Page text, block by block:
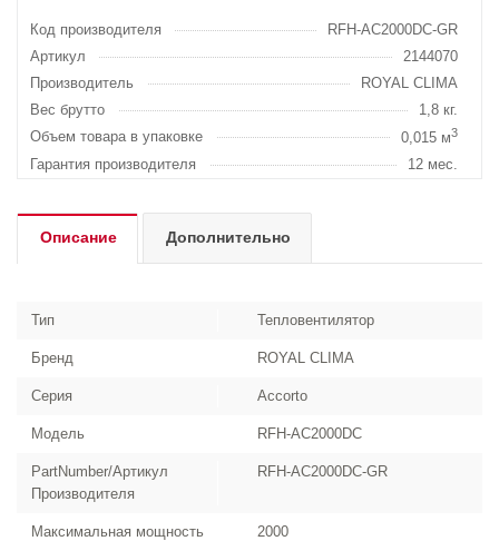
Код производителя
RFH-AC2000DC-GR
Артикул
2144070
Производитель
ROYAL CLIMA
Вес брутто
1,8 кг.
Объем товара в упаковке
0,015 м3
Гарантия производителя 12 мес.
Описание Дополнительно
Тип Тепловентилятор
Бренд ROYAL CLIMA
Серия Accorto
Модель RFH-AC2000DC
PartNumber/Артикул
Производителя
RFH-AC2000DC-GR
Максимальная мощность 2000